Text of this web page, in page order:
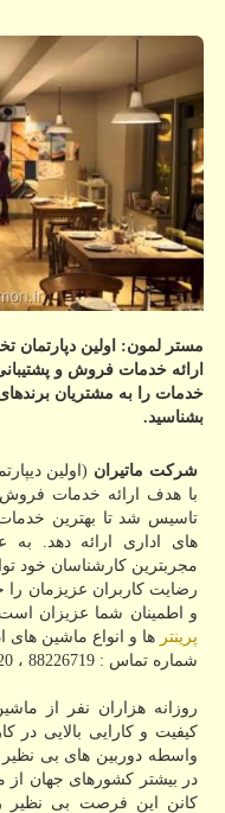
مستر لمون: اولین دپارتمان
ارائه خدمات فروش و
خدمات را به مشتریان
بشناسید.
شرکت ماتیران (اولین
با هدف ارائه خدمات فروش
تاسیس شد تا بهترین
های اداری ارائه دهد.
مجربترین کارشناسان خود
رضایت کاربران عزیزمان را
و اطمینان شما عزیزان
پرینتر ها و انواع ماشین های
شماره تماس : 88226719 ، 88226720
روزانه هزاران نفر از
کیفیت و کارایی بالایی در
واسطه دوربین های بی نظیر
در بیشتر کشورهای جهان از
کانن این فرصت بی نظیر